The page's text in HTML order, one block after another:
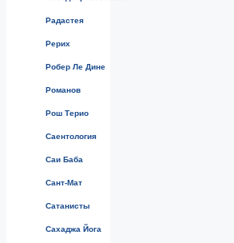
Радастея
Рерих
Робер Ле Дине
Романов
Рош Терио
Саентология
Саи Баба
Сант-Мат
Сатанисты
Сахаджа Йога